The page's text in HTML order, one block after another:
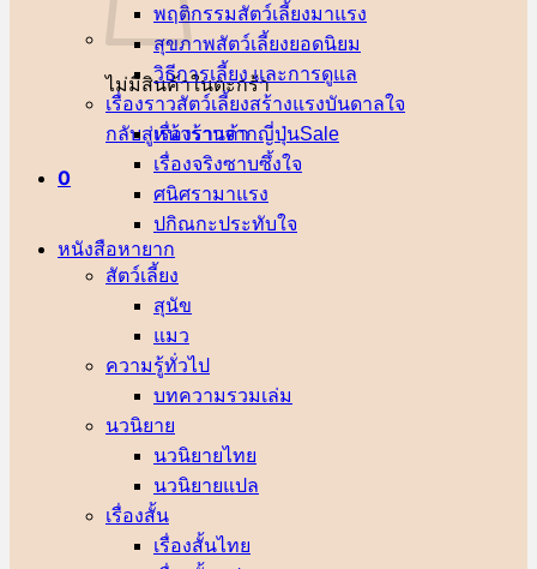
ไม่มีสินค้าในตะกร้า
กลับสู่หน้าร้านค้า
0
พฤติกรรมสัตว์เลี้ยง
สุขภาพสัตว์เลี้ยง
วิธีการเลี้ยง และการดูแล
เรื่องราวสัตว์เลี้ยงสร้างแรงบันดาลใจ
เรื่องราวจากญี่ปุ่น
เรื่องจริงซาบซึ้งใจ
ศนิศรา
ปกิณกะประทับใจ
หนังสือหายาก
สัตว์เลี้ยง
สุนัข
แมว
ความรู้ทั่วไป
บทความรวมเล่ม
นวนิยาย
นวนิยายไทย
นวนิยายแปล
เรื่องสั้น
เรื่องสั้นไทย